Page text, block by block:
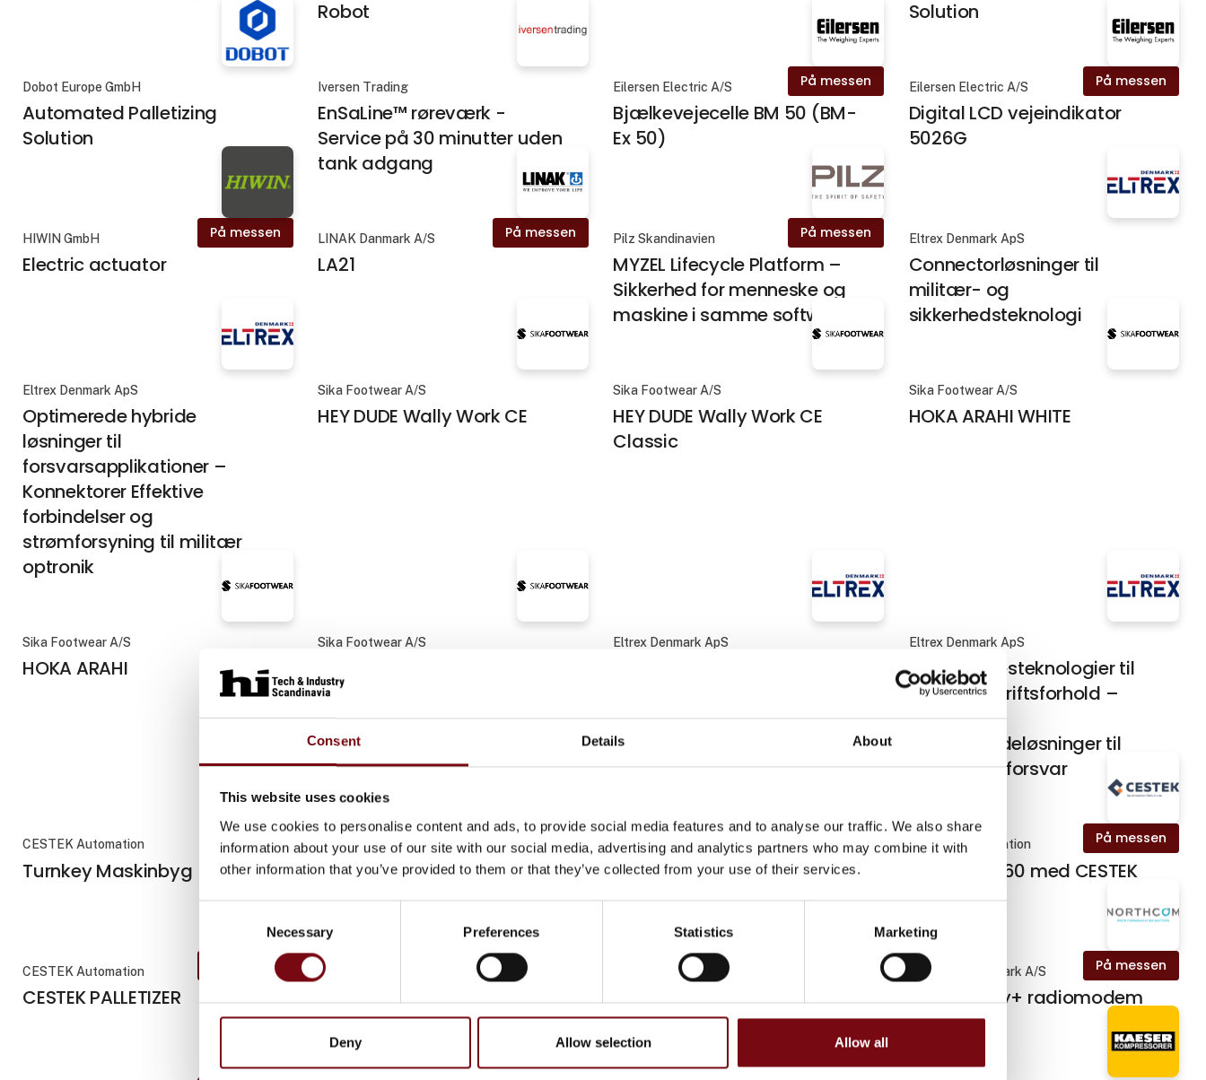
Consent Details About
This website uses cookies
We use cookies to personalise content and ads, to provide social media features and to analyse our traffic. We also share
information about your use of our site with our social media, advertising and analytics partners who may combine it with
other information that you’ve provided to them or that they’ve collected from your use of their services.
Necessary Preferences Statistics Marketing
Deny Allow selection Allow all
Robot
Solution
Dobot Europe GmbH
Automated Palletizing
Solution
Iversen Trading
EnSaLine™ røreværk -
Service på 30 minutter uden
tank adgang
På messen
Eilersen Electric A/S
Bjælkevejecelle BM 50 (BM-
Ex 50)
På messen
Eilersen Electric A/S
Digital LCD vejeindikator
5026G
På messen
HIWIN GmbH
Electric actuator
På messen
LINAK Danmark A/S
LA21
På messen
Pilz Skandinavien
MYZEL Lifecycle Platform –
Sikkerhed for menneske og
maskine i samme software
Eltrex Denmark ApS
Connectorløsninger til
militær- og
sikkerhedsteknologi
Eltrex Denmark ApS
Optimerede hybride
løsninger til
forsvarsapplikationer –
Konnektorer Effektive
forbindelser og
strømforsyning til militær
optronik
Sika Footwear A/S
HEY DUDE Wally Work CE
Sika Footwear A/S
HEY DUDE Wally Work CE
Classic
Sika Footwear A/S
HOKA ARAHI WHITE
Sika Footwear A/S
HOKA ARAHI
Sika Footwear A/S Eltrex Denmark ApS Eltrex Denmark ApS
Forbindelsesteknologier til
ekstreme driftsforhold –
Fleksible
grænsefladeløsninger til
industri og forsvar
CESTEK Automation
Turnkey Maskinbyg
På messen
AZO N.V. / INTEC
Product conveying
På messen
AZO N.V. / INTEC
Bigbag unloading station
På messen
CESTEK Automation
Omron LD-60 med CESTEK
Conveyor
På messen
CESTEK Automation
CESTEK PALLETIZER
På messen
Northcom Danmark A/S
SATEL MCCU-30 router til
køretøj
Northcom Danmark A/S
SATEL SATELLINE-3AS VHF
radiomodem
På messen
Northcom Danmark A/S
SATEL-EASy+ radiomodem